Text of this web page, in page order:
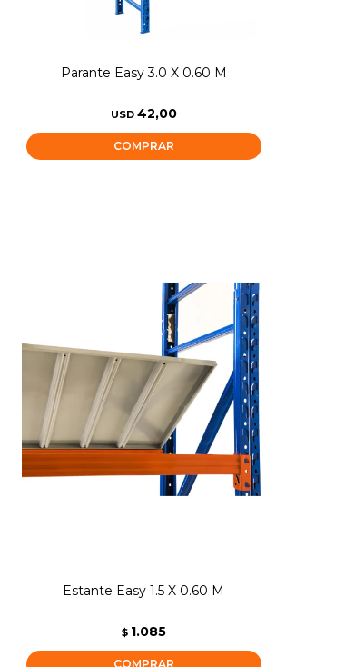
Parante Easy 3.0 X 0.60 M
USD 42,00
Estante Easy 1.5 X 0.60 M
$ 1.085